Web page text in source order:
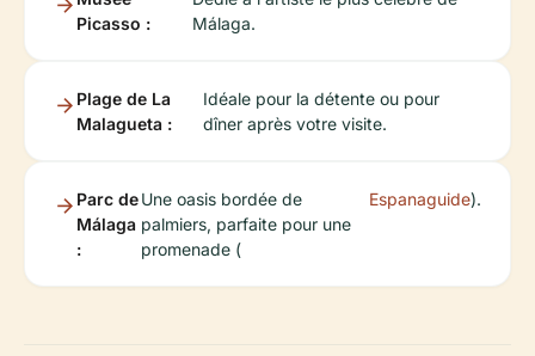
Picasso :
Málaga.
Plage de La
Malagueta :
Idéale pour la détente ou pour
dîner après votre visite.
Parc de
Málaga
:
Une oasis bordée de
palmiers, parfaite pour une
promenade (
Espanaguide).